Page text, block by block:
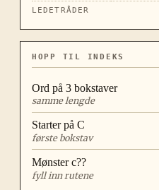
LEDETRÅDER
HOPP TIL INDEKS
Ord på 3 bokstaver
samme lengde
Starter på C
første bokstav
Mønsterc??
fyll inn rutene